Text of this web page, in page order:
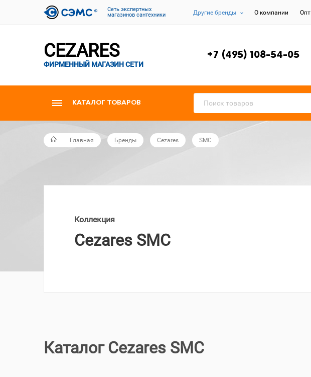
Cеть экспертных
магазинов сантехники
Другие бренды О компании Опт
CEZARES
ФИРМЕННЫЙ МАГАЗИН СЕТИ
+7 (495) 108-54-05
КАТАЛОГ ТОВАРОВ
Главная Бренды Cezares SMC
Коллекция
Cezares SMC
Каталог Cezares SMC